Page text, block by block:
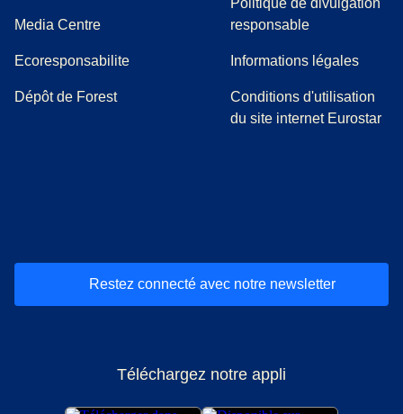
Media Centre( Ouvre un nouvel onglet)
Ecoresponsabilite
Dépôt de Forest
Politique de divulgation
responsable
Informations légales
Conditions d'utilisation
du site internet Eurostar
Restez connecté avec notre newsletter
Téléchargez notre appli